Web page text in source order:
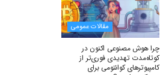
مقالات عمومی
چرا هوش مصنوعی اکنون در
کوتاه‌مدت تهدیدی فوری‌تر از
کامپیوترهای کوانتومی برای